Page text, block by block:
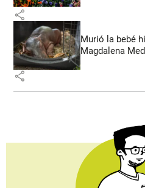
share
Murió la bebé
Magdalena
share